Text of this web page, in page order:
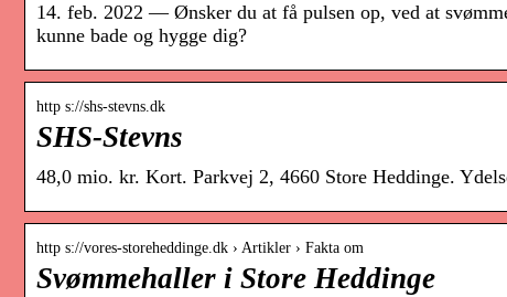
14. feb. 2022 — Ønsker du at få pulsen op, ved at
kunne bade og hygge dig?
http s://shs-stevns.dk
SHS-Stevns
48,0 mio. kr. Kort. Parkvej 2, 4660 Store Heddinge.
http s://vores-storeheddinge.dk › Artikler › Fakta om
Svømmehaller i Store Heddinge